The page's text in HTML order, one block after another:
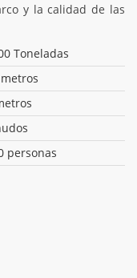
y la calidad de las
Toneladas
personas